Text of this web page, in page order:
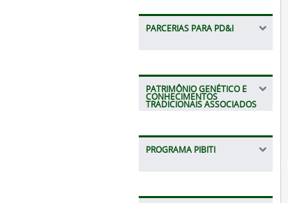
PARCERIAS PARA PD&I
PATRIMÔNIO GENÉTICO E
CONHECIMENTOS
TRADICIONAIS ASSOCIADOS
PROGRAMA PIBITI